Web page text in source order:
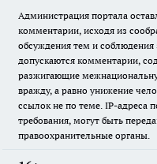
Администрация портала
комментарии, исходя из
обсуждения тем и соблюдения
допускаются комментарии,
разжигающие
вражду, а равно унижение
ссылок не по теме. IP-адреса
требования, могут быть
правоохранительные органы.